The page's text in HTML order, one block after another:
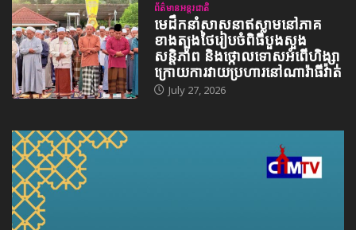
ព័ត៌មានអន្តរជាតិ
មេដឹកនាំសាសនាឥស្លាមនៅភាគ
ខាងត្បូងថៃរៀបចំពិធីបួងសួង
សន្តិភាព និងថ្កោលទោសអំពើហិង្សា
ក្រោយការវាយប្រហារនៅណារ៉ាធីវ៉ាត់
July 27, 2026